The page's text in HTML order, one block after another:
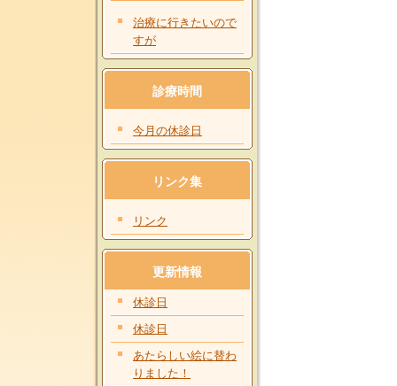
治療に行きたいので
すが
診療時間
今月の休診日
リンク集
リンク
更新情報
休診日
休診日
あたらしい絵に替わ
りました！